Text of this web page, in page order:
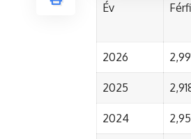
Év
2026
2025
2024